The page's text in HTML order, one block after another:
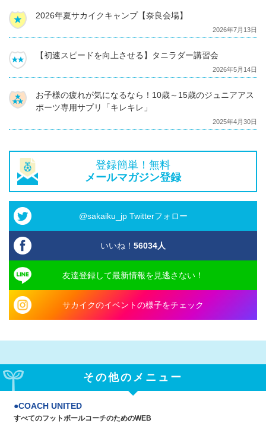
2026年夏サカイクキャンプ【奈良会場】
2026年7月13日
【初速スピードを向上させる】タニラダー講習会
2026年5月14日
お子様の疲れが気になるなら！10歳～15歳のジュニアアス
ポーツ専用サプリ「キレキレ」
2025年4月30日
登録簡単！無料
メールマガジン登録
@sakaiku_jp Twitterフォロー
いいね！ 56034人
友達登録して最新情報を見逃さない！
サカイクのイベントの様子をチェック
その他のメニュー
COACH UNITED
すべてのフットボールコーチのためのWEB